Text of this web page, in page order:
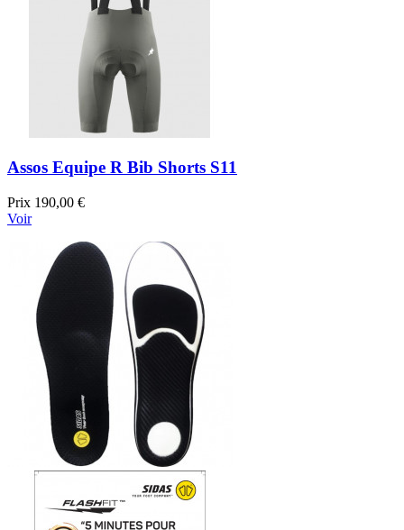
Assos Equipe R Bib Shorts S11
Prix 190,00 €
Voir